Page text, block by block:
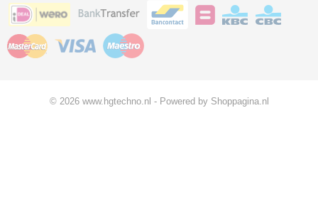
© 2026 www.hgtechno.nl - Powered by Shoppagina.nl